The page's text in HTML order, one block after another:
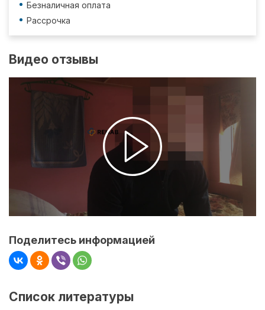
Безналичная оплата
Рассрочка
Видео отзывы
Поделитесь информацией
Список литературы